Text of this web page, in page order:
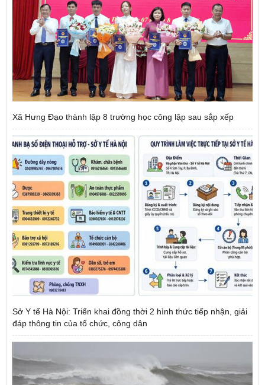
Xã Hưng Đạo thành lập 8 trường học công lập sau sắp xếp
Sở Y tế Hà Nội: Triển khai đồng thời 2 hình thức tiếp nhận, giải
đáp thông tin của tổ chức, công dân